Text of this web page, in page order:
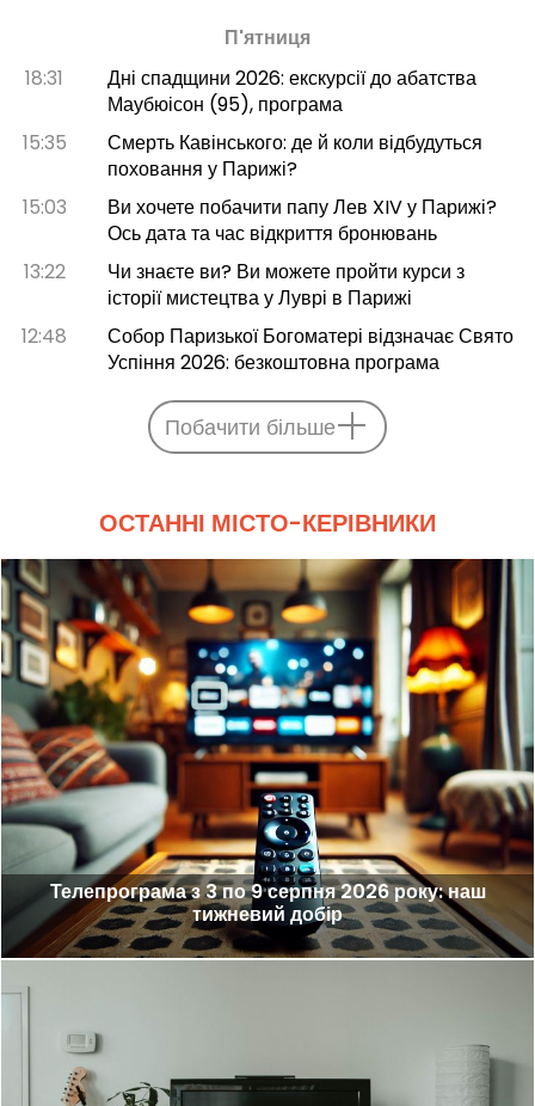
П'ятниця
18:31
Дні спадщини 2026: екскурсії до абатства
Маубюісон (95), програма
15:35
Смерть Кавінського: де й коли відбудуться
поховання у Парижі?
15:03
Ви хочете побачити папу Лев XIV у Парижі?
Ось дата та час відкриття бронювань
13:22
Чи знаєте ви? Ви можете пройти курси з
історії мистецтва у Луврі в Парижі
12:48
Собор Паризької Богоматері відзначає Свято
Успіння 2026: безкоштовна програма
Побачити більше
ОСТАННІ МІСТО-КЕРІВНИКИ
Телепрограма з 3 по 9 серпня 2026 року: наш
тижневий добір